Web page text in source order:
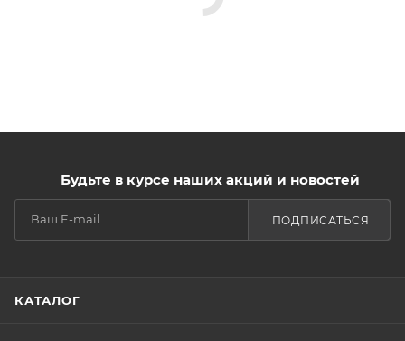
Будьте в курсе наших акций и новостей
ПОДПИСАТЬСЯ
КАТАЛОГ